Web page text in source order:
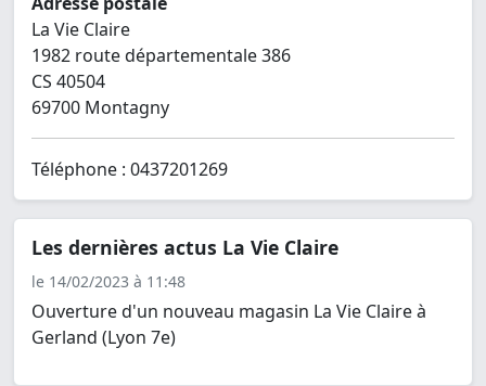
La Vie Claire
1982 route départementale 386
CS 40504
69700 Montagny
Téléphone : 0437201269
Les dernières actus La Vie Claire
le 14/02/2023 à 11:48
Ouverture d'un nouveau magasin La Vie Claire à
Gerland (Lyon 7e)